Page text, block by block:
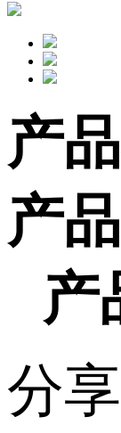
产
产
产
分